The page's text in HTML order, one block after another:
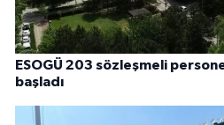
ESOGÜ 203 sözleşmeli
başladı